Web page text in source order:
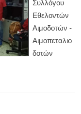
Συλλόγου
Εθελοντών
Αιμοδοτών -
Αιμοπεταλιο
δοτών